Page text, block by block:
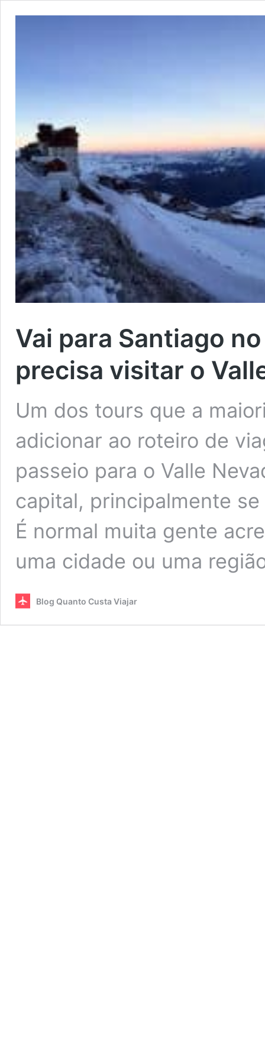
Vai para Santiago
precisa visitar o
Um dos tours que a
adicionar ao roteiro de
passeio para o Valle
capital, principalmente
É normal muita gente
uma cidade ou uma
Blog Quanto Custa Viajar